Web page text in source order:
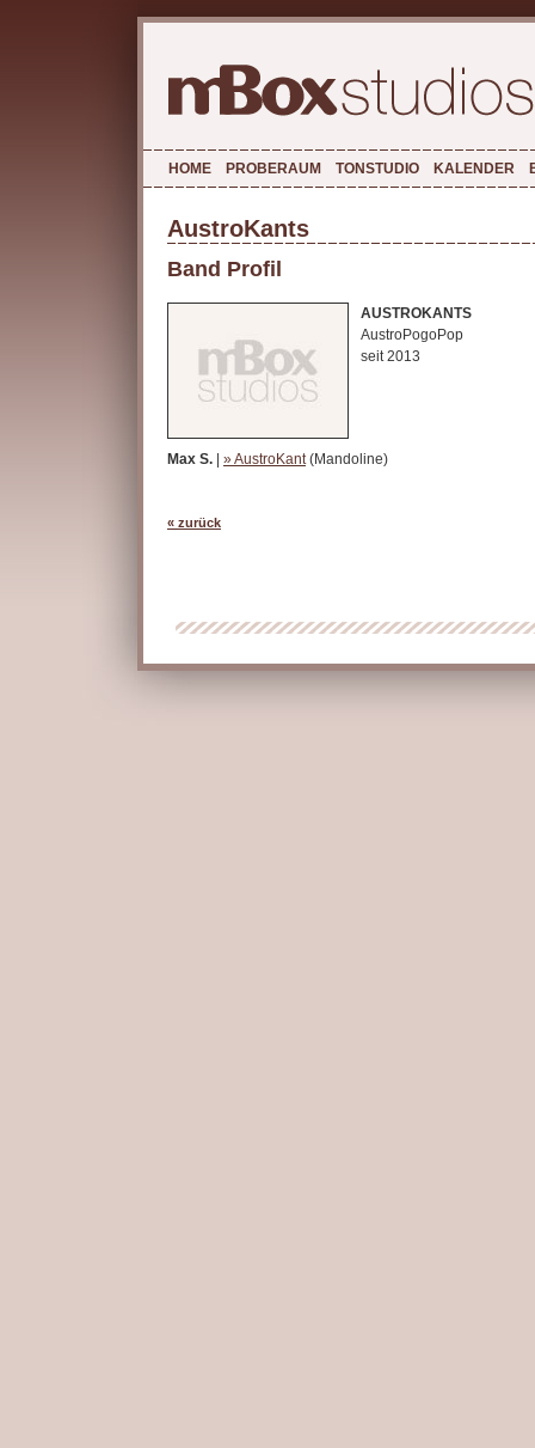
HOME PROBERAUM TONSTUDIO KALENDER
AustroKants
Band Profil
AUSTROKANTS
AustroPogoPop
seit 2013
Max S. » AustroKant(Mandoline)
« zurück